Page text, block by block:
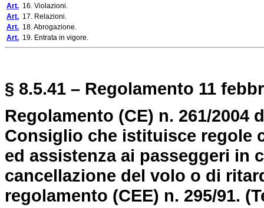
Art. 16. Violazioni.
Art. 17. Relazioni.
Art. 18. Abrogazione.
Art. 19. Entrata in vigore.
§ 8.5.41 – Regolamento 11
Regolamento (CE) n. 261/2004
Consiglio che istituisce regole
ed assistenza ai passeggeri in
cancellazione del volo o di
regolamento (CEE) n. 295/91.